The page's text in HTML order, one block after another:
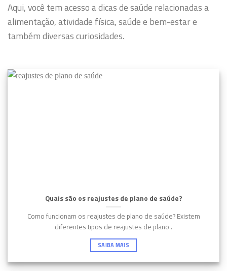
Aqui, você tem acesso a dicas de saúde relacionadas a
alimentação, atividade física, saúde e bem-estar e
também diversas curiosidades.
Quais são os reajustes de plano de saúde?
Como funcionam os reajustes de plano de saúde? Existem
diferentes tipos de reajustes de plano .
SAIBA MAIS